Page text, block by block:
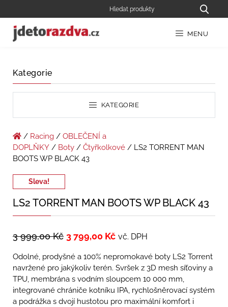
MENU
Kategorie
KATEGORIE
/ Racing / OBLEČENÍ a
DOPLŇKY / Boty / Čtyřkolkové / LS2 TORRENT MAN
BOOTS WP BLACK 43
Sleva!
LS2 TORRENT MAN BOOTS WP BLACK 43
3 999,00Kč 3 799,00 Kč vč. DPH
Odolné, prodyšné a 100% nepromokavé boty LS2 Torrent
navržené pro jakýkoliv terén. Svršek z 3D mesh síťoviny a
TPU, membrána s vodním sloupcem 10 000 mm,
integrované chrániče kotníku IPA, rychlošněrovací systém
a podrážka s dvojí hustotou pro maximální komfort i